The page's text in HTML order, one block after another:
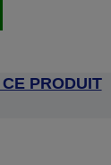
PRODUIT